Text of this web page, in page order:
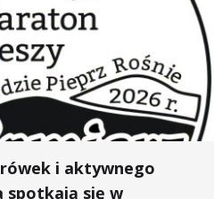
i aktywnego
spotkają się w